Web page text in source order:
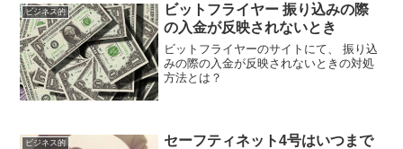
ビジネス的
ビットフライヤー 振り込みの際
の入金が反映されないとき
ビットフライヤーのサイトにて、 振り込
みの際の入金が反映されないときの対処
方法とは？
ビジネス的
セーフティネット4号はいつまで